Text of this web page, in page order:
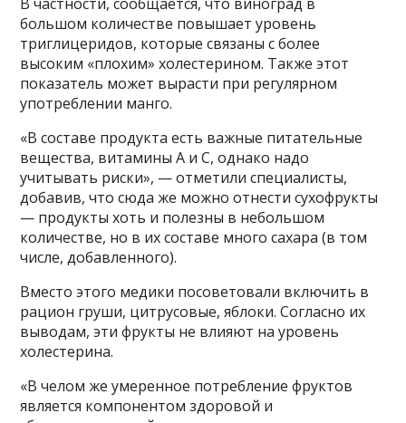
большом количестве повышает уровень
триглицеридов, которые связаны с более
высоким «плохим» холестерином. Также этот
показатель может вырасти при регулярном
употреблении манго.
«В составе продукта есть важные питательные
вещества, витамины А и С, однако надо
учитывать риски», — отметили специалисты,
добавив, что сюда же можно отнести сухофрукты
— продукты хоть и полезны в небольшом
количестве, но в их составе много сахара (в том
числе, добавленного).
Вместо этого медики посоветовали включить в
рацион груши, цитрусовые, яблоки. Согласно их
выводам, эти фрукты не влияют на уровень
холестерина.
«В челом же умеренное потребление фруктов
является компонентом здоровой и